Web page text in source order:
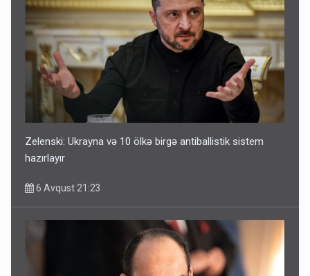
Zelenski: Ukrayna və 10 ölkə birgə antiballistik sistem
hazırlayır
6 Avqust 21:23